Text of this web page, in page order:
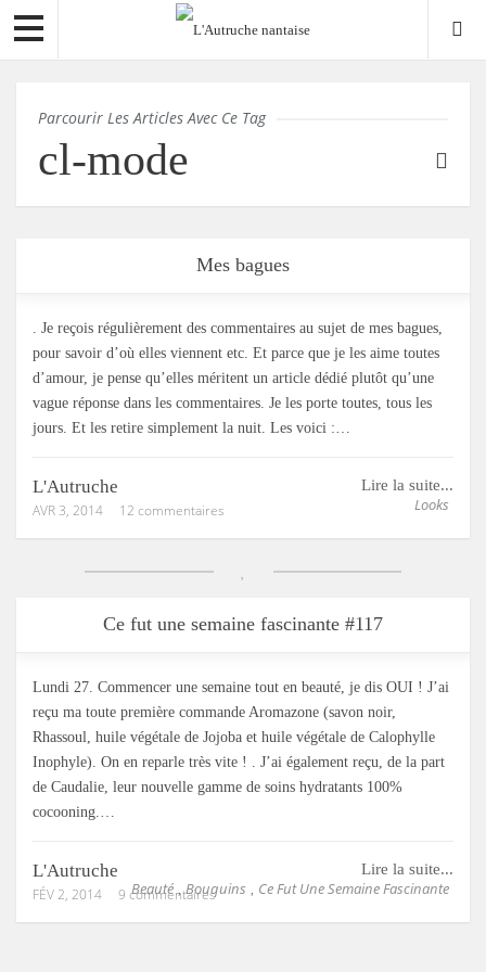
Parcourir Les Articles Avec Ce Tag
cl-mode
Mes bagues
. Je reçois régulièrement des commentaires au sujet de mes bagues,
pour savoir d’où elles viennent etc. Et parce que je les aime toutes
d’amour, je pense qu’elles méritent un article dédié plutôt qu’une
vague réponse dans les commentaires. Je les porte toutes, tous les
jours. Et les retire simplement la nuit. Les voici :…
Lire la suite...
Looks
L'Autruche
AVR 3, 2014 12 commentaires
Ce fut une semaine fascinante #117
Lundi 27. Commencer une semaine tout en beauté, je dis OUI ! J’ai
reçu ma toute première commande Aromazone (savon noir,
Rhassoul, huile végétale de Jojoba et huile végétale de Calophylle
Inophyle). On en reparle très vite ! . J’ai également reçu, de la part
de Caudalie, leur nouvelle gamme de soins hydratants 100%
cocooning.…
Lire la suite...
Beauté Bouquins Ce Fut Une Semaine Fascinante
L'Autruche
FÉV 2, 2014 9 commentaires